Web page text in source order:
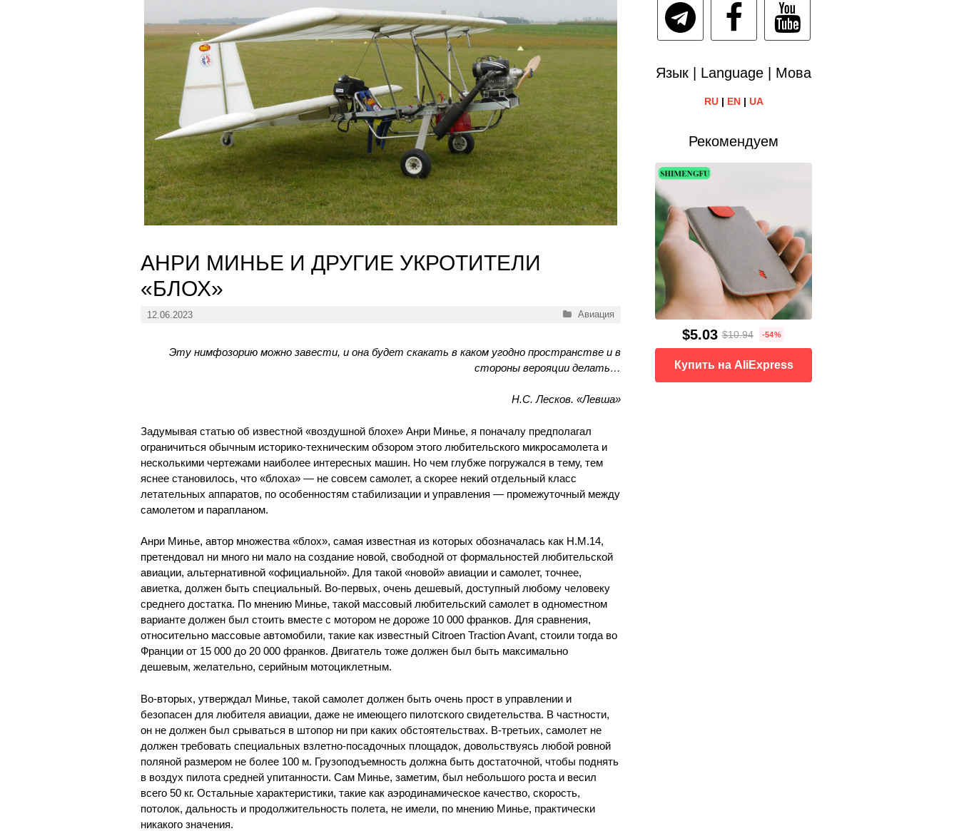
АНРИ МИНЬЕ И ДРУГИЕ УКРОТИТЕЛИ
«БЛОХ»
12.06.2023 Рубрики
Авиация
Эту нимфозорию можно завести, и она будет скакать в каком угодно пространстве и в
стороны верояции делать…
Н.С. Лесков. «Левша»
Задумывая статью об известной «воздушной блохе» Анри Минье, я поначалу предполагал
ограничиться обычным историко-техническим обзором этого любительского микросамолета и
несколькими чертежами наиболее интересных машин. Но чем глубже погружался в тему, тем
яснее становилось, что «блоха» — не совсем самолет, а скорее некий отдельный класс
летательных аппаратов, по особенностям стабилизации и управления — промежуточный между
самолетом и парапланом.
Анри Минье, автор множества «блох», самая известная из которых обозначалась как Н.М.14,
претендовал ни много ни мало на создание новой, свободной от формальностей любительской
авиации, альтернативной «официальной». Для такой «новой» авиации и самолет, точнее,
авиетка, должен быть специальный. Во-первых, очень дешевый, доступный любому человеку
среднего достатка. По мнению Минье, такой массовый любительский самолет в одноместном
варианте должен был стоить вместе с мотором не дороже 10 000 франков. Для сравнения,
относительно массовые автомобили, такие как известный Citroen Traction Avant, стоили тогда во
Франции от 15 000 до 20 000 франков. Двигатель тоже должен был быть максимально
дешевым, желательно, серийным мотоциклетным.
Во-вторых, утверждал Минье, такой самолет должен быть очень прост в управлении и
безопасен для любителя авиации, даже не имеющего пилотского свидетельства. В частности,
он не должен был срываться в штопор ни при каких обстоятельствах. В-третьих, самолет не
должен требовать специальных взлетно-посадочных площадок, довольствуясь любой ровной
поляной размером не более 100 м. Грузоподъемность должна быть достаточной, чтобы поднять
в воздух пилота средней упитанности. Сам Минье, заметим, был небольшого роста и весил
всего 50 кг. Остальные характеристики, такие как аэродинамическое качество, скорость,
потолок, дальность и продолжительность полета, не имели, по мнению Минье, практически
никакого значения.
Язык | Language | Мова
RU| EN| UA
Рекомендуем
$5.03 $10.94 -54%
Купить на AliExpress